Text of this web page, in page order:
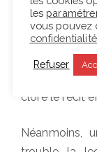
que le
indissociable
berceau de
ses jeux
clore le récit
Néanmoins,
les
vous pouvez
confidentialité.
Refuser